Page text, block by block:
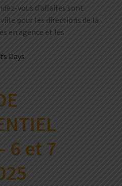
vous d’affaires sont
pour les directions de la
en agence et les
Days
6 et 7